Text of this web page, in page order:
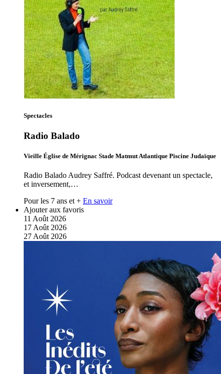
Spectacles
Radio Balado
Vieille Église de Mérignac Stade Matmut Atlantique Piscine Judaïque
Radio Balado Audrey Saffré. Podcast devenant un spectacle,
et inversement,…
Pour les 7 ans et + En savoir
Ajouter aux favoris
11 Août 2026
17 Août 2026
27 Août 2026